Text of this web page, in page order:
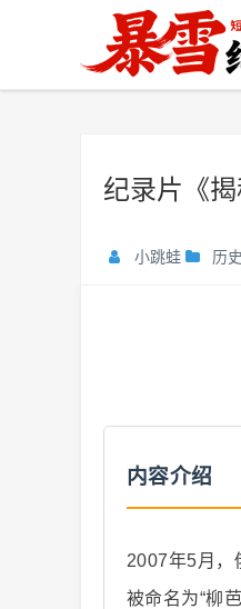
纪录片《
小跳蛙 历
内容介绍
2007年5月，
被命名为“柳